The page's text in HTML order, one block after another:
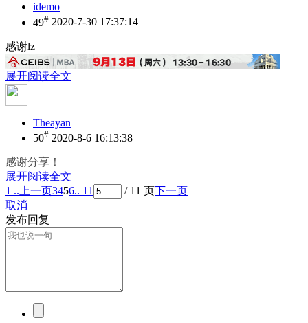
idemo
49# 2020-7-30 17:37:14
感谢lz
展开阅读全文
Theayan
50# 2020-8-6 16:13:38
感谢分享！
展开阅读全文
1 .. 上一页3456.. 11 / 11 页下一页
取消
发布回复